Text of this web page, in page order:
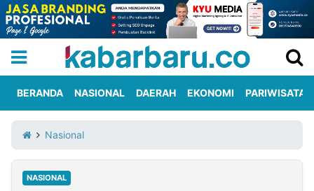
Iklan
Berita
Kami
BERANDA NASIONAL DAERAH EKONOMI PARIWISATA
Nasional
NASIONAL